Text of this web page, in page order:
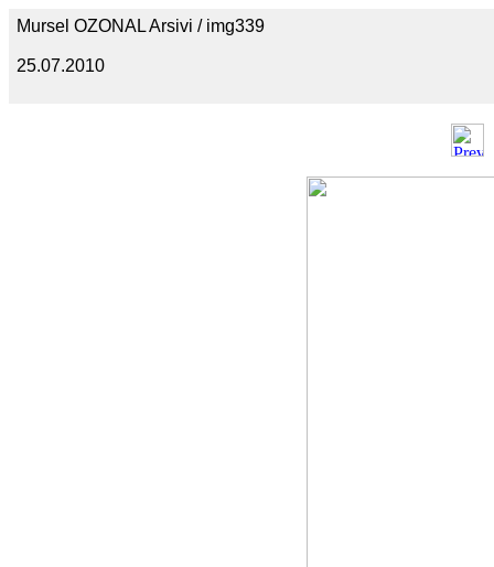
Mursel OZONAL Arsivi / img339
25.07.2010